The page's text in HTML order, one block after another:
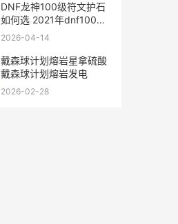
DNF龙神100级符文护石
如何选 2021年dnf100级
龙神刷图加点
2026-04-14
戴森球计划熔岩星拿硫酸
戴森球计划熔岩发电
2026-02-28